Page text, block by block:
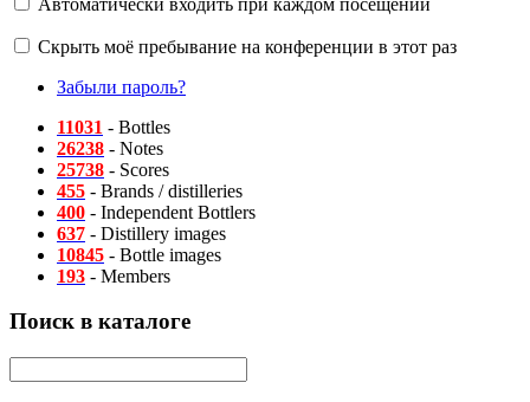
Скрыть моё пребывание на конференции в этот раз
Забыли пароль?
11031 - Bottles
26238 - Notes
25738 - Scores
455 - Brands / distilleries
400 - Independent Bottlers
637 - Distillery images
10845 - Bottle images
193 - Members
Поиск в каталоге